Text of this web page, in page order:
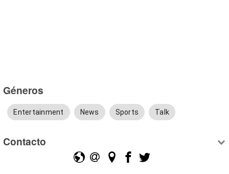
Géneros
Entertainment News Sports Talk
Contacto